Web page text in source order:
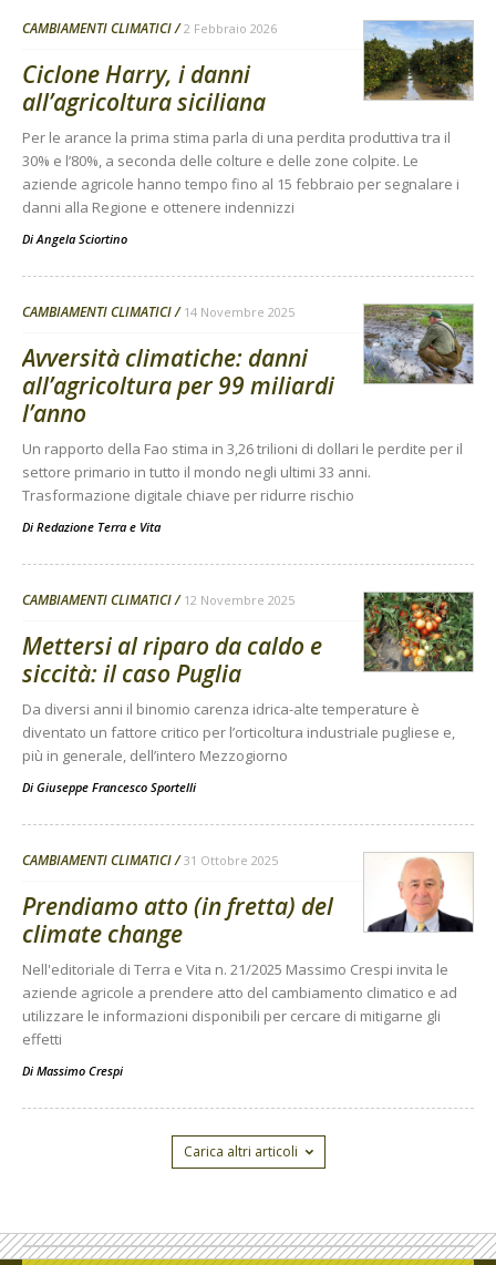
CAMBIAMENTI CLIMATICI 2 Febbraio 2026
Ciclone Harry, i danni
all’agricoltura siciliana
Per le arance la prima stima parla di una perdita produttiva tra il
30% e l’80%, a seconda delle colture e delle zone colpite. Le
aziende agricole hanno tempo fino al 15 febbraio per segnalare i
danni alla Regione e ottenere indennizzi
DiAngela Sciortino
CAMBIAMENTI CLIMATICI 14 Novembre 2025
Avversità climatiche: danni
all’agricoltura per 99 miliardi
l’anno
Un rapporto della Fao stima in 3,26 trilioni di dollari le perdite per il
settore primario in tutto il mondo negli ultimi 33 anni.
Trasformazione digitale chiave per ridurre rischio
Di Redazione Terra e Vita
CAMBIAMENTI CLIMATICI 12 Novembre 2025
Mettersi al riparo da caldo e
siccità: il caso Puglia
Da diversi anni il binomio carenza idrica-alte temperature è
diventato un fattore critico per l’orticoltura industriale pugliese e,
più in generale, dell’intero Mezzogiorno
Di Giuseppe Francesco Sportelli
CAMBIAMENTI CLIMATICI 31 Ottobre 2025
Prendiamo atto (in fretta) del
climate change
Nell'editoriale di Terra e Vita n. 21/2025 Massimo Crespi invita le
aziende agricole a prendere atto del cambiamento climatico e ad
utilizzare le informazioni disponibili per cercare di mitigarne gli
effetti
Di Massimo Crespi
Carica altri articoli